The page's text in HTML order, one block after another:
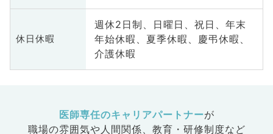
休日休暇
週休2日制、日曜日、祝日、年末
年始休暇、夏季休暇、慶弔休暇、
介護休暇
医師専任のキャリアパートナーが
職場の雰囲気や人間関係、 教育・研修制度など